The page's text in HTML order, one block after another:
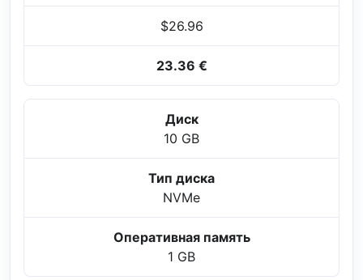
$26.96
23.36 €
Диск
10 GB
Тип диска
NVMe
Оперативная память
1 GB